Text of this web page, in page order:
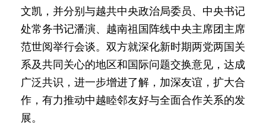
文凯，并分别与越共中央政治局委员、中央书记
处常务书记潘演、越南祖国阵线中央主席团主席
范世阅举行会谈。双方就深化新时期两党两国关
系及共同关心的地区和国际问题交换意见，达成
广泛共识，进一步增进了解，加深友谊，扩大合
作，有力推动中越睦邻友好与全面合作关系的发
展。